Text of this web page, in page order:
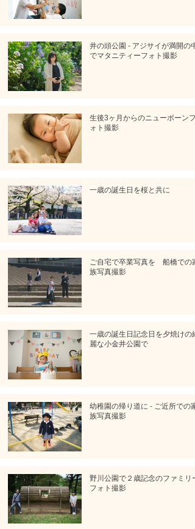
井の頭公園 - アジサイが満開の中
でマタニティーフォト撮影
生後3ヶ月からのニューボーンフ
ォト撮影
一歳の誕生日を桜と共に
ご自宅で卒業写真を 船橋での家
族写真撮影
一歳の誕生日記念日を夕焼けの綺
麗な小金井公園で
幼稚園の帰り道に - ご近所での家
族写真撮影
野川公園で２歳記念のファミリー
フォト撮影